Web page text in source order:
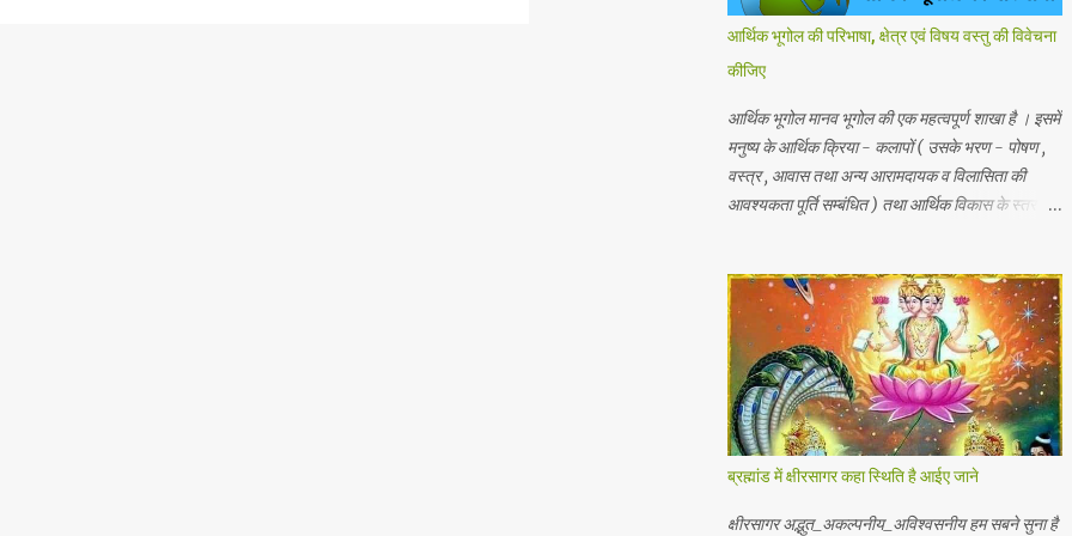
आर्थिक भूगोल की परिभाषा, क्षेत्र एवं विषय वस्तु की विवेचना
कीजिए
आर्थिक भूगोल मानव भूगोल की एक महत्वपूर्ण शाखा है । इसमें
मनुष्य के आर्थिक क्रिया - कलापों ( उसके भरण - पोषण ,
वस्त्र , आवास तथा अन्य आरामदायक व विलासिता की
आवश्यकता पूर्ति सम्बंधित ) तथा आर्थिक विकास के स्तर का
भिन्नता होती है, अतः इनका पारस्परिक सम्बन्ध भी भिन्न होता
है, जिसके आर्थिक भूगोल के अंतर्गत इन्ही क्षेत्रीय आर्थिक
भिन्नताओ का अध्ययन किया जाता है। आर्थिक भूगोल की
कुछ विद्वानों ने निम्नलिखित प्रमुख परिभाषाएं दी है। 1.प्रो .
ब्राउन के शब्दों में - आर्थिक भूगोल की वह शाखा है जिसमें
प्राकृतिक वातावरण ( जड़ और चेतन ) के मनुष्य की आर्थिक
क्रियाओं पर पड़ने वाले प्रभावों का अध्ययन होता है। 2.
रूरबैक के शब्दों में - "आर्थिक भूगोल एक क्षेत्र के आर्थिक
जीवन क वर्णन है, जिसके अन्तर्गत भौगोलिक वातावरण के
ब्रह्मांड में क्षीरसागर कहा स्थिति है आईए जाने
क्षीरसागर अद्भुत_अकल्पनीय_अविश्वसनीय हम सबने सुना है